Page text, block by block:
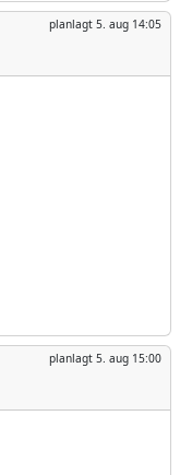
planlagt 5. aug 14:05
planlagt 5. aug 15:00